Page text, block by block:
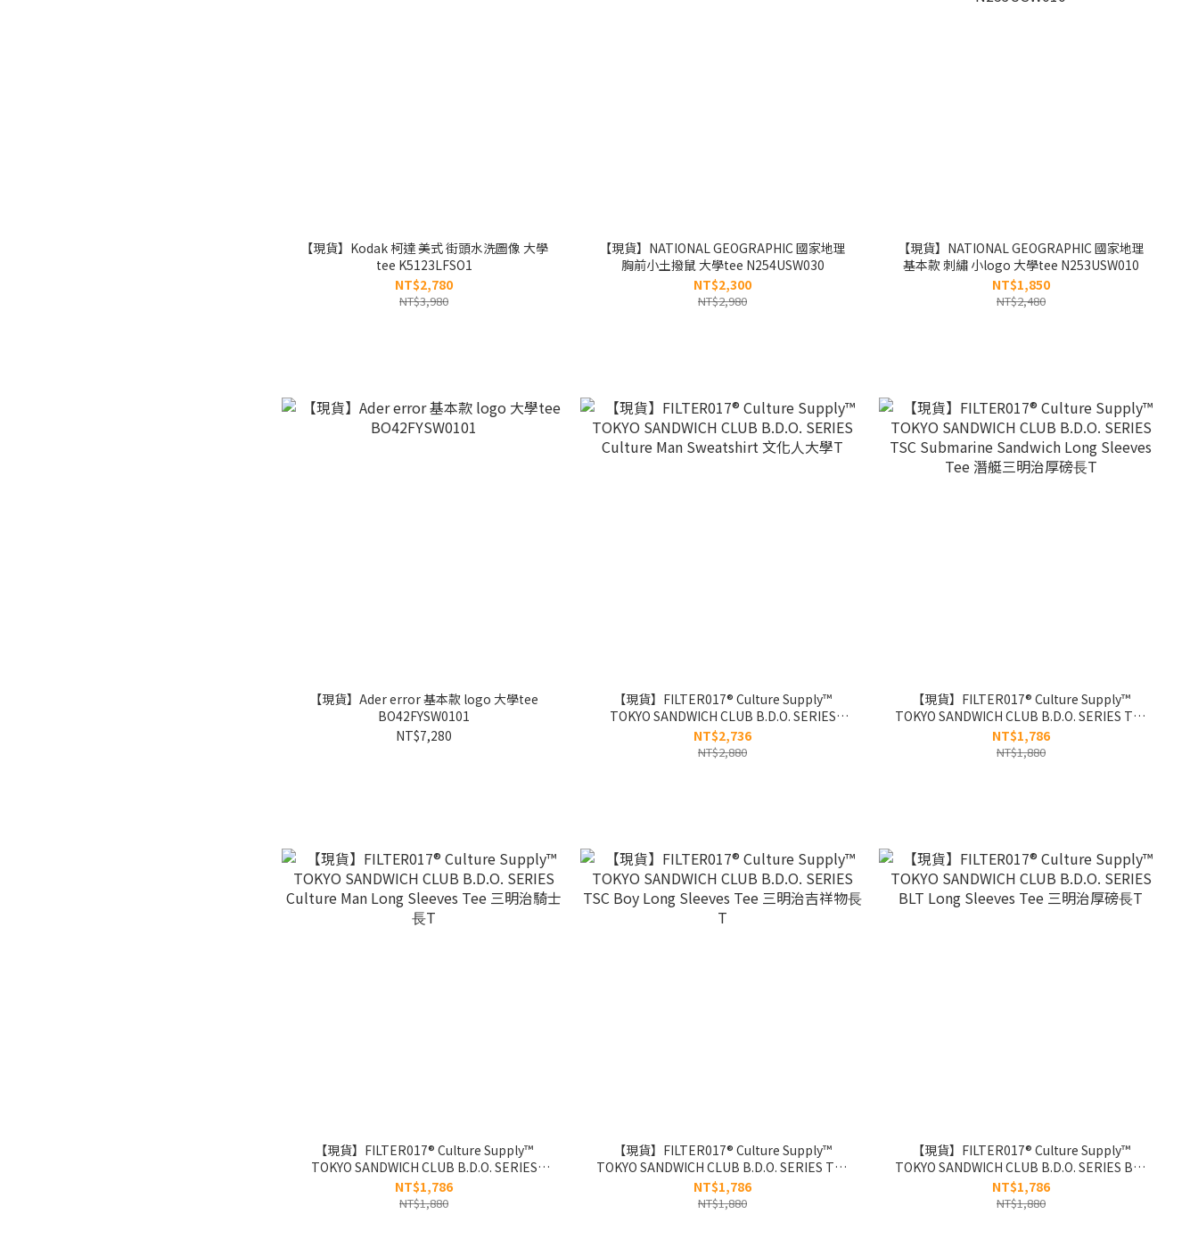
【現貨】Kodak 柯達 美式 街頭水洗圖像 大學
tee K5123LFSO1
NT$2,780
NT$3,980
【現貨】NATIONAL GEOGRAPHIC 國家地理
胸前小土撥鼠 大學tee N254USW030
NT$2,300
NT$2,980
【現貨】NATIONAL GEOGRAPHIC 國家地理
基本款 刺繡 小logo 大學tee N253USW010
NT$1,850
NT$2,480
【現貨】Ader error 基本款 logo 大學tee
BO42FYSW0101
NT$7,280
【現貨】FILTER017® Culture Supply™
TOKYO SANDWICH CLUB B.D.O. SERIES
NT$2,736
NT$2,880
【現貨】FILTER017® Culture Supply™
TOKYO SANDWICH CLUB B.D.O. SERIES TSC
Submarine Sandwich Long Sleeves Tee 潛
艇三明治厚磅⻑T
NT$1,786
NT$1,880
【現貨】FILTER017® Culture Supply™
TOKYO SANDWICH CLUB B.D.O. SERIES
Culture Man Long Sleeves Tee 三明治騎士⻑
T
NT$1,786
NT$1,880
【現貨】FILTER017® Culture Supply™
TOKYO SANDWICH CLUB B.D.O. SERIES TSC
Boy Long Sleeves Tee 三明治吉祥物⻑T
NT$1,786
NT$1,880
【現貨】FILTER017® Culture Supply™
TOKYO SANDWICH CLUB B.D.O. SERIES BLT
Long Sleeves Tee 三明治厚磅⻑T
NT$1,786
NT$1,880